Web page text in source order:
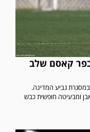
כפר קאסם שלב
גביע המדינה.
ומבעיטה חופשית כבש